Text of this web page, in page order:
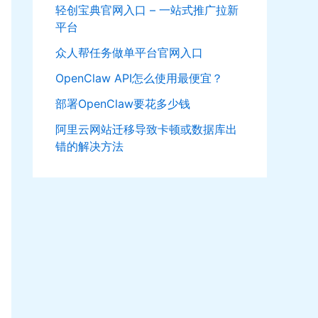
轻创宝典官网入口 – 一站式推广拉新
平台
众人帮任务做单平台官网入口
OpenClaw API怎么使用最便宜？
部署OpenClaw要花多少钱
阿里云网站迁移导致卡顿或数据库出
错的解决方法